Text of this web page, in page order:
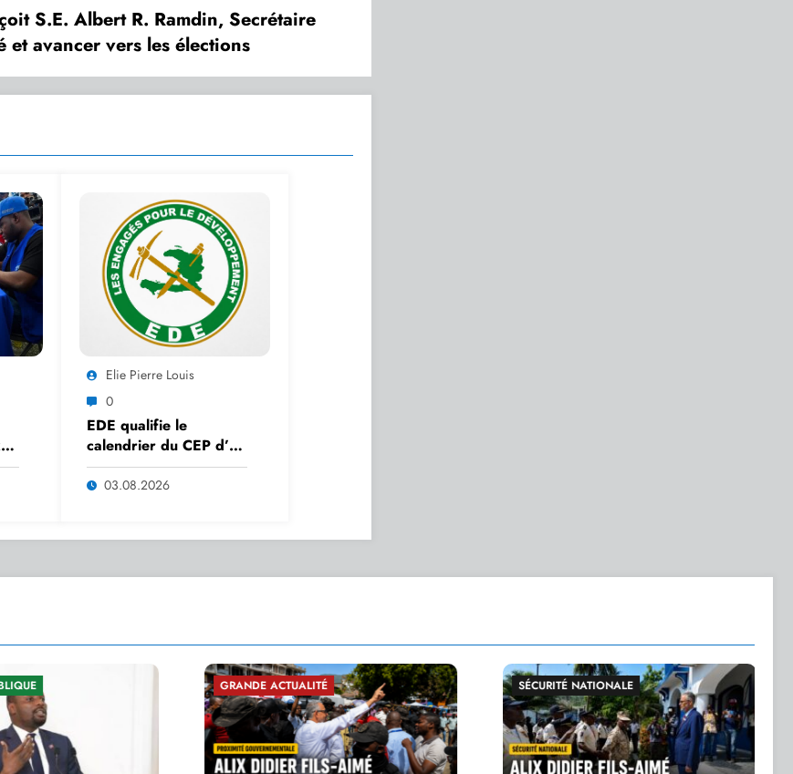
S.E. Albert R. Ramdin, Secrétaire
avancer vers les élections
Elie Pierre Louis
0
EDE qualifie le
calendrier du CEP d’«
irréaliste » et écrit au
Premier ministre pour
03.08.2026
GRANDE ACTUALITÉ SÉCURITÉ NATIONALE GRANDE ACTUALITÉ